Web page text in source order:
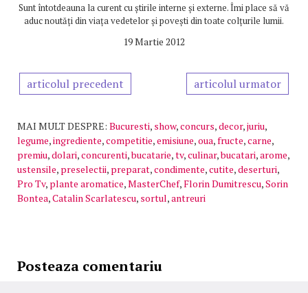
Sunt întotdeauna la curent cu știrile interne și externe. Îmi place să vă
aduc noutăți din viața vedetelor și povești din toate colțurile lumii.
19 Martie 2012
articolul precedent articolul urmator
MAI MULT DESPRE: Bucuresti, show,concurs,decor,juriu,
legume,ingrediente,competitie,emisiune,oua,fructe,carne,
premiu,dolari,concurenti,bucatarie,tv,culinar,bucatari,arome,
ustensile, preselectii, preparat,condimente,cutite,deserturi,
Pro Tv, plante aromatice,MasterChef,Florin Dumitrescu,Sorin
Bontea,Catalin Scarlatescu, sortul,antreuri
Posteaza comentariu